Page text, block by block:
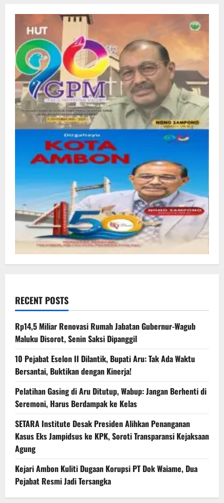
RECENT POSTS
Rp14,5 Miliar Renovasi Rumah Jabatan Gubernur-Wagub
Maluku Disorot, Senin Saksi Dipanggil
10 Pejabat Eselon II Dilantik, Bupati Aru: Tak Ada Waktu
Bersantai, Buktikan dengan Kinerja!
Pelatihan Gasing di Aru Ditutup, Wabup: Jangan Berhenti di
Seremoni, Harus Berdampak ke Kelas
SETARA Institute Desak Presiden Alihkan Penanganan
Kasus Eks Jampidsus ke KPK, Soroti Transparansi Kejaksaan
Agung
Kejari Ambon Kuliti Dugaan Korupsi PT Dok Waiame, Dua
Pejabat Resmi Jadi Tersangka